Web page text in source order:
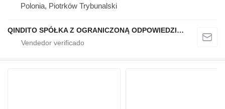
Polonia, Piotrków Trybunalski
QINDITO SPÓŁKA Z OGRANICZONĄ ODPOWIEDZIALNOŚCIĄ